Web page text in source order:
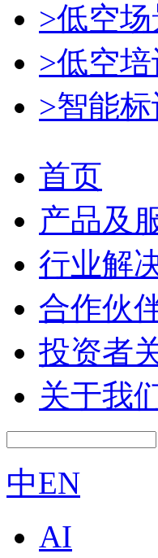
>低空
>低空
>智能
首页
产品及
行业解
合作伙
投资者
关于我
中EN
AI